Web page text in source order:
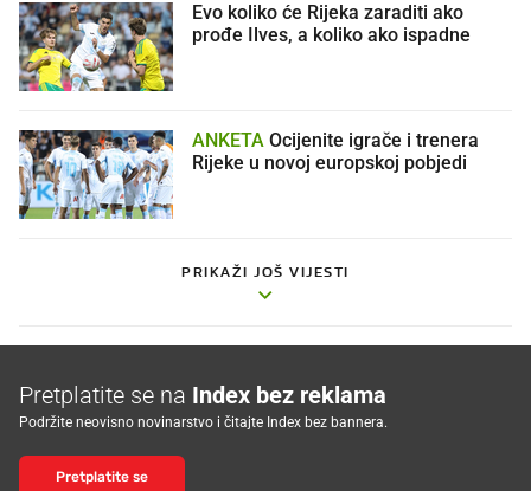
Evo koliko će Rijeka zaraditi ako
prođe Ilves, a koliko ako ispadne
ANKETA
Rijeke u novoj europskoj pobjedi
PRIKAŽI JOŠ VIJESTI
Pretplatite se na Index bez reklama
Podržite neovisno novinarstvo i čitajte Index bez bannera.
Pretplatite se